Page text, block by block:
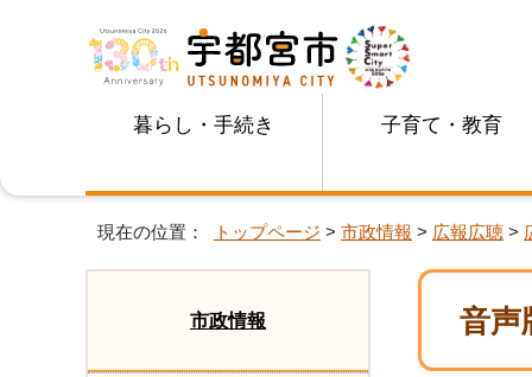
暮らし・手続き 子育て・教育
現在の位置： トップページ > 市政情報 > 広報広聴 >
音声
市政情報